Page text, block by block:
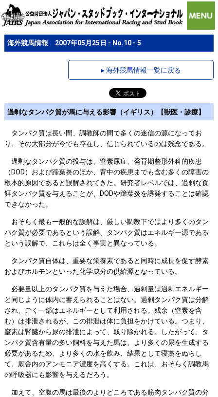
海外競馬情報 2007年05月25日 - No.10 - 5
▸ 海外競馬情報一覧に戻る
過剰なタンパク質が馬に与える影響（イギリス）【獣医・診療】
タンパク質は長い間、調教師の間で多くの迷信の源になってお
り、その大部分が今でも存在し、信じられているのは残念である。
過剰なタンパク質の投与は、窒素尿症、発育期整形外科的疾患
（DOD）および蹄葉炎のほか、背中の疾患までも含む多くの障害の
根本的原因であると誤解されてきた。研究者レベルでは、過剰な食
餌タンパク質を与えることが、DODや蹄葉炎を誘発することは確認
できなかった。
おそらく最も一般的な誤解は、厳しい調教下ではより多くのタン
パク質が必要であるという誤解、タンパク質はエネルギー源である
という誤解で、これらは全く事実と異なっている。
タンパク質自体は、重要な栄養素であると同時に成長を促す酵素
およびホルモンといった化学成分の供給源となっている。
必要量以上のタンパク質を与えた場合、過剰量は過剰エネルギー
と同じように体内に蓄えられることはない。過剰タンパク質は分解
され、ごく一部はエネルギーとして利用される。残余（窒素を含
む）は排泄されるが、この排泄は体に負担をかけている。つまり、
窒素は腎臓から尿の排泄によって、取り除かれる。したがって、タ
ンパク質含有量の多い飼料を与えた馬は、より多くの尿を生成する
必要があるため、より多くの水を飲み、結果として寝藁をぬらし
て、厩舎内のアンモニア濃度を高くする。これは、おそらく調教馬
の呼吸器にも影響を与えるだろう。
加えて、空腹の馬は最後のよりどころである筋肉タンパク質の分